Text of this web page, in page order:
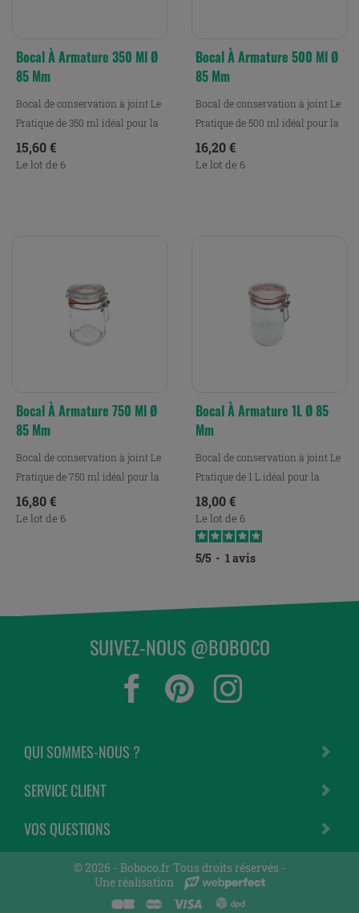
Bocal À Armature 350 Ml Ø
85 Mm
Bocal de conservation à joint Le
Pratique de 350 ml idéal pour la
conservation,...
Prix
15,60 €
Le lot de 6
Bocal À Armature 500 Ml Ø
85 Mm
Bocal de conservation à joint Le
Pratique de 500 ml idéal pour la
conservation,...
Prix
16,20 €
Le lot de 6
Bocal À Armature 750 Ml Ø
85 Mm
Bocal de conservation à joint Le
Pratique de 750 ml idéal pour la
conservation,...
Prix
16,80 €
Le lot de 6
Bocal À Armature 1L Ø 85
Mm
Bocal de conservation à joint Le
Pratique de 1 L idéal pour la
conservation, le...
Prix
18,00 €
Le lot de 6
5/5 - 1avis
QUI SOMMES-NOUS ?
SERVICE CLIENT
VOS QUESTIONS
SUIVEZ-NOUS @BOBOCO
© 2026 - Boboco.fr Tous droits réservés -
Une réalisation